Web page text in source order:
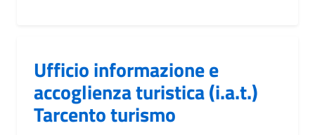
Ufficio informazione e
accoglienza turistica (i.a.t.)
Tarcento turismo